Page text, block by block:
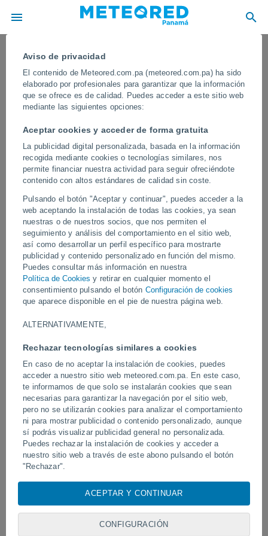
Aviso de privacidad
El contenido de Meteored.com.pa (meteored.com.pa) ha sido
elaborado por profesionales para garantizar que la información
que se ofrece es de calidad. Puedes acceder a este sitio web
mediante las siguientes opciones:
Aceptar cookies y acceder de forma gratuita
La publicidad digital personalizada, basada en la información
recogida mediante cookies o tecnologías similares, nos
permite financiar nuestra actividad para seguir ofreciéndote
contenido con altos estándares de calidad sin coste.
Pulsando el botón "Aceptar y continuar", puedes acceder a la
web aceptando la instalación de todas las cookies, ya sean
nuestras o de nuestros socios, que nos permiten el
seguimiento y análisis del comportamiento en el sitio web,
así como desarrollar un perfil específico para mostrarte
publicidad y contenido personalizado en función del mismo.
Puedes consultar más información en nuestra
Política de Cookies y retirar en cualquier momento el
consentimiento pulsando el botón Configuración de cookies
que aparece disponible en el pie de nuestra página web.
ALTERNATIVAMENTE,
Rechazar tecnologías similares a cookies
En caso de no aceptar la instalación de cookies, puedes
acceder a nuestro sitio web meteored.com.pa. En este caso,
te informamos de que solo se instalarán cookies que sean
necesarias para garantizar la navegación por el sitio web,
pero no se utilizarán cookies para analizar el comportamiento
ni para mostrar publicidad o contenido personalizado, aunque
sí podrás visualizar publicidad general no personalizada.
Puedes rechazar la instalación de cookies y acceder a
nuestro sitio web a través de este abono pulsando el botón
"Rechazar".
cookies, identificadores únicos o tecnologías similares para
almacenar, acceder y procesar datos personales como su
visita en este sitio web, las direcciones IP y los
ACEPTAR Y CONTINUAR
CONFIGURACIÓN
Un deslizamiento masivo de tierra
rodea Niscemi, Italia
Las autoridades evacuaron a más de 1.500 residentes y
declararon una zona roja alrededor del área afectada, ya que el
terreno continúa desplazándose.
Vídeos
Un rayo impactó en un campo de
fútbol en Narathiwat, Tailandia.
Erupción y actividad
volcán de Fuego,